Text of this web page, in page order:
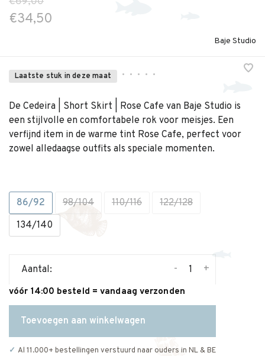
€34,50
Baje Studio
Laatste stuk in deze maat • • • • •
De Cedeira | Short Skirt | Rose Cafe van Baje Studio is
een stijlvolle en comfortabele rok voor meisjes. Een
verfijnd item in de warme tint Rose Cafe, perfect voor
zowel alledaagse outfits als speciale momenten.
86/92 98/104 110/116
122/128
134/140
Aantal: +
-
vóór 14:00 besteld = vandaag verzonden
Toevoegen aan winkelwagen
Al 11.000+ bestellingen verstuurd naar ouders in NL & BE